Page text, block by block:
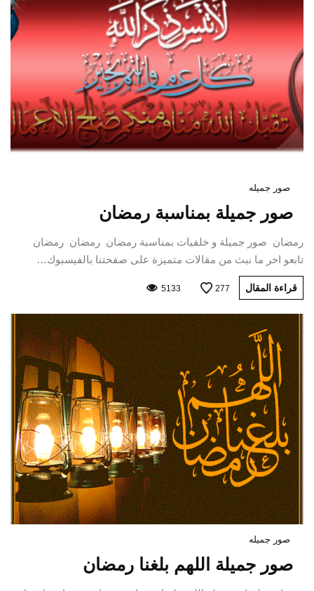
صور جميله
صور جميلة بمناسبة رمضان
رمضان صور جميلة و خلفيات بمناسبة رمضان رمضان رمضان
تابعو اخر ما نبث من مقالات متميزة على صفحتنا بالفيسبوك…
قراءة المقال 277
5133
صور جميله
صور جميلة اللهم بلغنا رمضان